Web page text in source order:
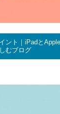
ント｜iPadと
むブログ